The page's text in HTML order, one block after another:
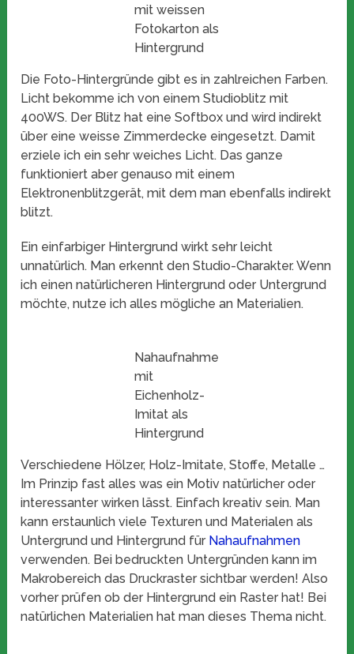
mit weissen
Fotokarton als
Hintergrund
Die Foto-Hintergründe gibt es in zahlreichen Farben.
Licht bekomme ich von einem Studioblitz mit
400WS. Der Blitz hat eine Softbox und wird indirekt
über eine weisse Zimmerdecke eingesetzt. Damit
erziele ich ein sehr weiches Licht. Das ganze
funktioniert aber genauso mit einem
Elektronenblitzgerät, mit dem man ebenfalls indirekt
blitzt.
Ein einfarbiger Hintergrund wirkt sehr leicht
unnatürlich. Man erkennt den Studio-Charakter. Wenn
ich einen natürlicheren Hintergrund oder Untergrund
möchte, nutze ich alles mögliche an Materialien.
Nahaufnahme
mit
Eichenholz-
Imitat als
Hintergrund
Verschiedene Hölzer, Holz-Imitate, Stoffe, Metalle …
Im Prinzip fast alles was ein Motiv natürlicher oder
interessanter wirken lässt. Einfach kreativ sein. Man
kann erstaunlich viele Texturen und Materialen als
Untergrund und Hintergrund für Nahaufnahmen
verwenden. Bei bedruckten Untergründen kann im
Makrobereich das Druckraster sichtbar werden! Also
vorher prüfen ob der Hintergrund ein Raster hat! Bei
natürlichen Materialien hat man dieses Thema nicht.